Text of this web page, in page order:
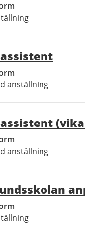
anställning
anställning